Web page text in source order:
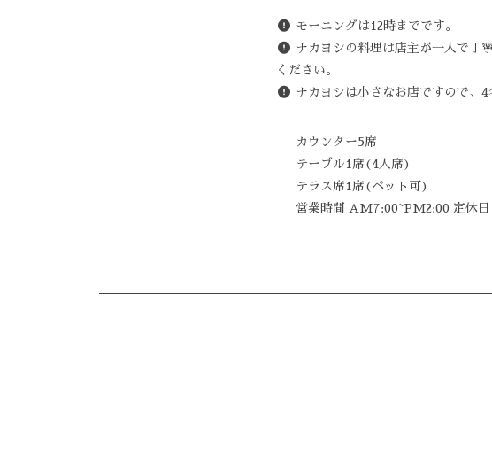
モーニングは12時までです。
ナカヨシの料理は店主が一人で丁
ください。
ナカヨシは小さなお店ですので、
カウンター5席
テーブル1席(4人席)
テラス席1席(ペット可)
営業時間 AM7:00~PM2:00 定休日